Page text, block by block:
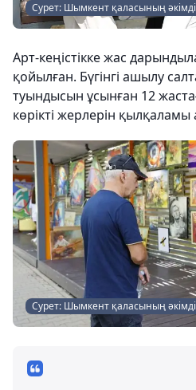
Сурет: Шымкент қаласының
Арт-кеңістікке жас
қойылған. Бүгінгі ашылу
туындысын ұсынған 12
көрікті жерлерін
Сурет: Шымкент қаласының